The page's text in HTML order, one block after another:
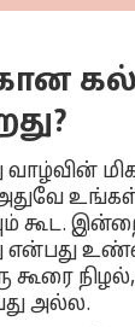
கூட.
என்பது
கூரை
அல்ல.